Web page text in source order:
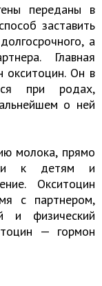
переданы в
заставить
а
Главная
окситоцин. Он в
при родах,
о ней
молока, прямо
к детям и
Окситоцин
с партнером,
и физический
— гормон